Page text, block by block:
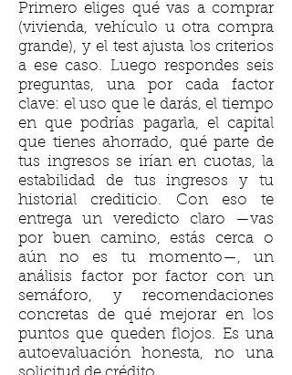
Primero eliges qué vas a comprar
(vivienda, vehículo u otra compra
grande), y el test ajusta los criterios
a ese caso. Luego respondes seis
preguntas, una por cada factor
clave: el uso que le darás, el tiempo
en que podrías pagarla, el capital
que tienes ahorrado, qué parte de
tus ingresos se irían en cuotas, la
estabilidad de tus ingresos y tu
historial crediticio. Con eso te
entrega un veredicto claro —vas
por buen camino, estás cerca o
aún no es tu momento—, un
análisis factor por factor con un
semáforo, y recomendaciones
concretas de qué mejorar en los
puntos que queden flojos. Es una
autoevaluación honesta, no una